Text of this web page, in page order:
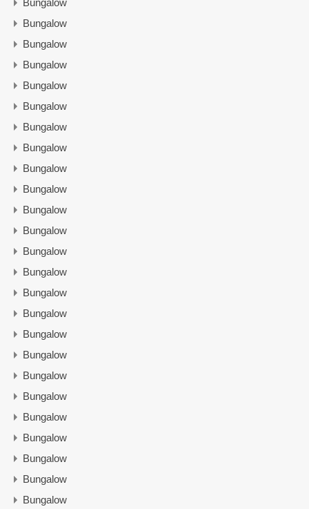
Bungalow
Bungalow
Bungalow
Bungalow
Bungalow
Bungalow
Bungalow
Bungalow
Bungalow
Bungalow
Bungalow
Bungalow
Bungalow
Bungalow
Bungalow
Bungalow
Bungalow
Bungalow
Bungalow
Bungalow
Bungalow
Bungalow
Bungalow
Bungalow
Bungalow